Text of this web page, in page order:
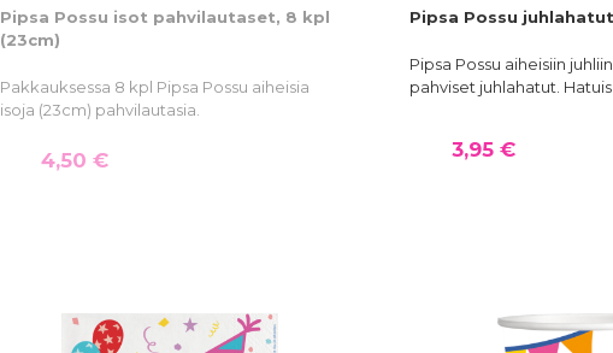
Pipsa Possu isot pahvilautaset, 8 kpl
(23cm)
Pakkauksessa 8 kpl Pipsa Possu aiheisia
isoja (23cm) pahvilautasia.
4,50 €
Pipsa Possu
Pipsa Possu aiheisiin
pahviset juhlahatut.
3,95 €